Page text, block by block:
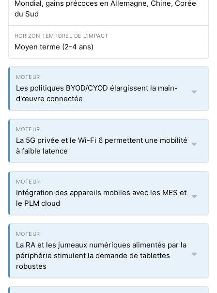
Mondial, gains précoces en Allemagne, Chine, Corée
du Sud
Moyen terme (2-4 ans)
Les politiques BYOD/CYOD élargissent la main-
d'œuvre connectée
La 5G privée et le Wi-Fi 6 permettent une mobilité
à faible latence
Intégration des appareils mobiles avec les MES et
le PLM cloud
La RA et les jumeaux numériques alimentés par la
périphérie stimulent la demande de tablettes
robustes